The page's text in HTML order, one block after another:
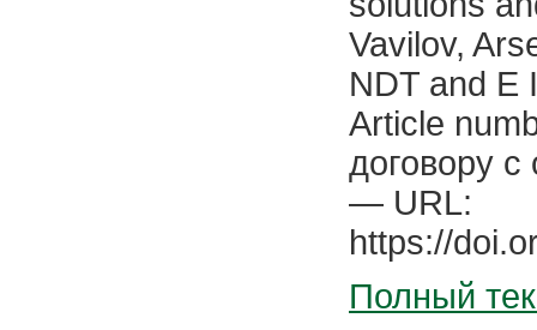
Vavilov,
NDT and
Article
договору
— URL:
https://
Полный